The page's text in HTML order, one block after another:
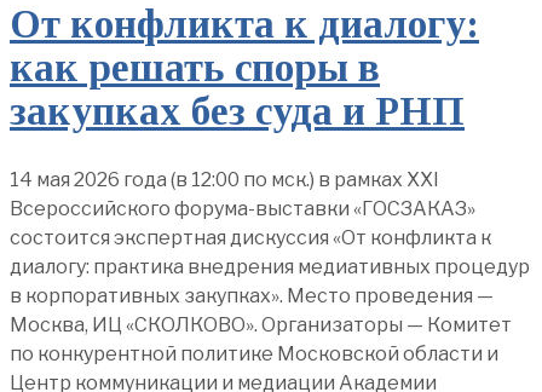
От конфликта к диалогу:
как решать споры в
закупках без суда и РНП
14 мая 2026 года (в 12:00 по мск.) в рамках XXI
Всероссийского форума-выставки «ГОСЗАКАЗ»
состоится экспертная дискуссия «От конфликта к
диалогу: практика внедрения медиативных процедур
в корпоративных закупках». Место проведения —
Москва, ИЦ «СКОЛКОВО». Организаторы — Комитет
по конкурентной политике Московской области и
Центр коммуникации и медиации Академии